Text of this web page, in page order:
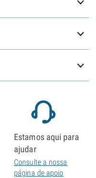
Estamos aqui para
ajudar
Consulte a nossa
página de apoio